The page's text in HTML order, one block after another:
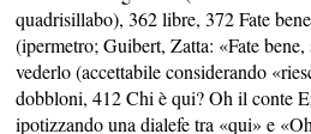
quadrisillabo), 362 libre, 372 Fate
(ipermetro; Guibert, Zatta: «Fate
vederlo (accettabile considerando
dobbloni, 412 Chi è qui? Oh il conte
ipotizzando una dialefe tra «qui» e